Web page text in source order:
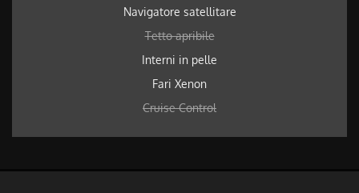
Navigatore satellitare
Tetto apribile
Interni in pelle
Fari Xenon
Cruise Control